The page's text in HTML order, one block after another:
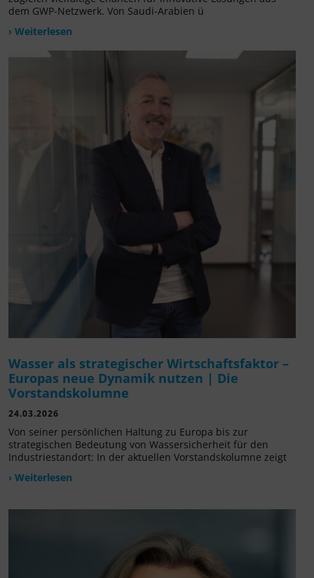
dem GWP-Netzwerk. Von Saudi-Arabien ü
› Weiterlesen
Wasser als strategischer Wirtschaftsfaktor –
Europas neue Dynamik nutzen | Die
Vorstandskolumne
24.03.2026
Von seiner persönlichen Haltung zu Europa bis zur
strategischen Bedeutung von Wassersicherheit für den
Industriestandort: In der aktuellen Vorstandskolumne zeigt
› Weiterlesen